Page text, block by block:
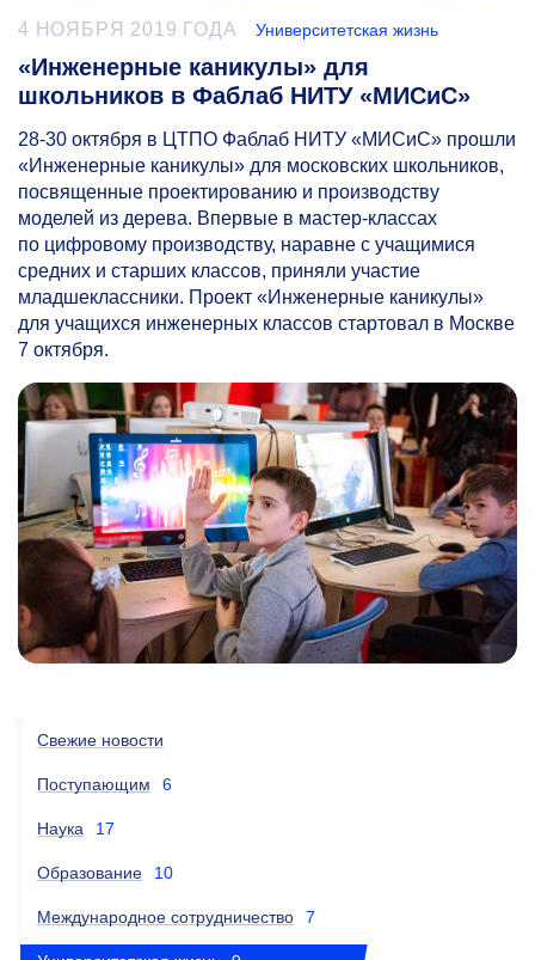
4 НОЯБРЯ 2019 ГОДА Университетская жизнь
«Инженерные каникулы» для
школьников в Фаблаб НИТУ «МИСиС»
28-30 октября в ЦТПО Фаблаб НИТУ «МИСиС» прошли
«Инженерные каникулы» для московских школьников,
посвященные проектированию и производству
моделей из дерева. Впервые в мастер-классах
по цифровому производству, наравне с учащимися
средних и старших классов, приняли участие
младшеклассники. Проект «Инженерные каникулы»
для учащихся инженерных классов стартовал в Москве
7 октября.
Свежие новости
Поступающим 6
Наука 17
Образование 10
Международное сотрудничество 7